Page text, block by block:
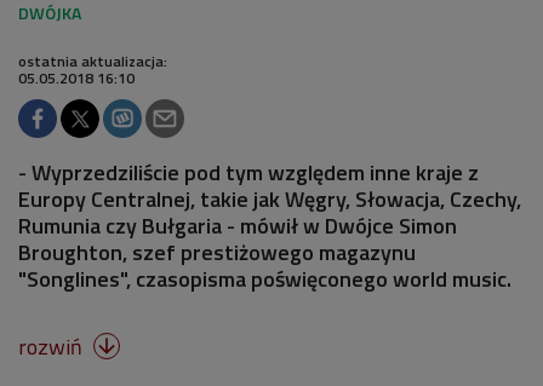
ostatnia aktualizacja:
05.05.2018 16:10
- Wyprzedziliście pod tym względem inne kraje z
Europy Centralnej, takie jak Węgry, Słowacja, Czechy,
Rumunia czy Bułgaria - mówił w Dwójce Simon
Broughton, szef prestiżowego magazynu
"Songlines", czasopisma poświęconego world music.
rozwiń 